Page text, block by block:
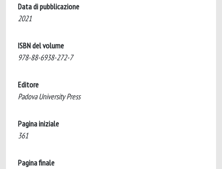
Data di pubblicazione
2021
ISBN del volume
978-88-6938-272-7
Editore
Padova University Press
Pagina iniziale
361
Pagina finale